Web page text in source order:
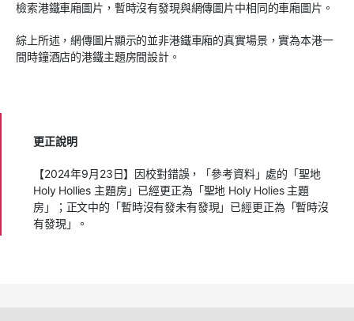
檢索港鐵車廂圖片，暫時沒有發現與網傳圖片中相同的車廂圖片。
綜上所述，網傳圖片顯示的並非港鐵車廂的真實場景，實為本港一
間時鐘酒店的港鐵主題房間設計。
更正說明
【2024年9月23日】因校對錯誤，「參考資料」處的「聖地
Holy Hollies 主題房」已經更正為「聖地 Holy Holies 主題
房」；正文中的「暫時沒有發未有發現」已經更正為「暫時沒
有發現」。